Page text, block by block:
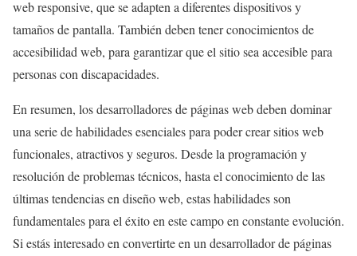
web responsive, que se adapten a diferentes dispositivos y
tamaños de pantalla. También deben tener conocimientos de
accesibilidad web, para garantizar que el sitio sea accesible para
personas con discapacidades.
En resumen, los desarrolladores de páginas web deben dominar
una serie de habilidades esenciales para poder crear sitios web
funcionales, atractivos y seguros. Desde la programación y
resolución de problemas técnicos, hasta el conocimiento de las
últimas tendencias en diseño web, estas habilidades son
fundamentales para el éxito en este campo en constante evolución.
Si estás interesado en convertirte en un desarrollador de páginas